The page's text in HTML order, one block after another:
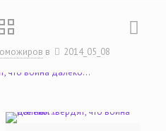
в 2014_05_08